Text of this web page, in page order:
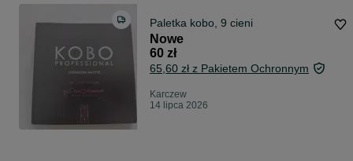
Paletka kobo, 9 cieni
Nowe
60 zł
65,60 zł z Pakietem Ochronnym
Karczew
14 lipca 2026